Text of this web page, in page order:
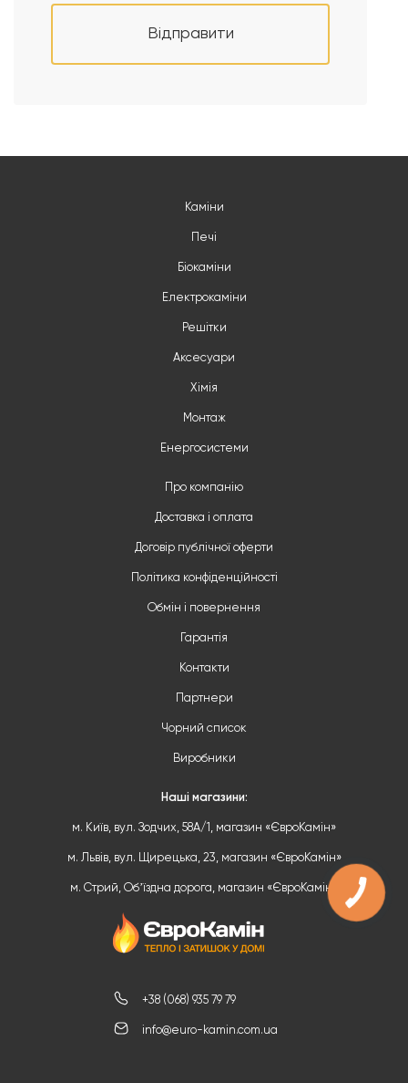
Відправити
+38 (068) 935 79 79
info@euro-kamin.com.ua
Каміни
Печі
Біокаміни
Електрокаміни
Решітки
Аксесуари
Хімія
Монтаж
Енергосистеми
Про компанію
Доставка і оплата
Договір публічної оферти
Політика конфіденційності
Обмін і повернення
Гарантія
Контакти
Партнери
Чорний список
Виробники
Наші магазини:
м. Київ, вул. Зодчих, 58А/1, магазин «ЄвроКамін»
м. Львів, вул. Щирецька, 23, магазин «ЄвроКамін»
м. Стрий, Обʼїздна дорога, магазин «ЄвроКамін»